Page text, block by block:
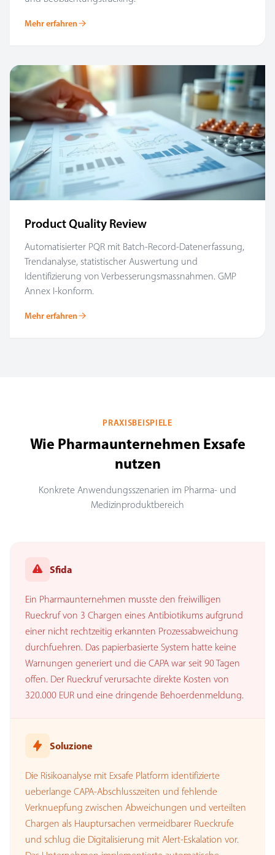
Mehr erfahren
Product Quality Review
Automatisierter PQR mit Batch-Record-Datenerfassung,
Trendanalyse, statistischer Auswertung und
Identifizierung von Verbesserungsmassnahmen. GMP
Annex I-konform.
Mehr erfahren
PRAXISBEISPIELE
Wie Pharmaunternehmen Exsafe
nutzen
Konkrete Anwendungsszenarien im Pharma- und
Medizinproduktbereich
Sfida
Ein Pharmaunternehmen musste den freiwilligen
Rueckruf von 3 Chargen eines Antibiotikums aufgrund
einer nicht rechtzeitig erkannten Prozessabweichung
durchfuehren. Das papierbasierte System hatte keine
Warnungen generiert und die CAPA war seit 90 Tagen
offen. Der Rueckruf verursachte direkte Kosten von
320.000 EUR und eine dringende Behoerdenmeldung.
Soluzione
Die Risikoanalyse mit Exsafe Platform identifizierte
ueberlange CAPA-Abschlusszeiten und fehlende
Verknuepfung zwischen Abweichungen und verteilten
Chargen als Hauptursachen vermeidbarer Rueckrufe
und schlug die Digitalisierung mit Alert-Eskalation vor.